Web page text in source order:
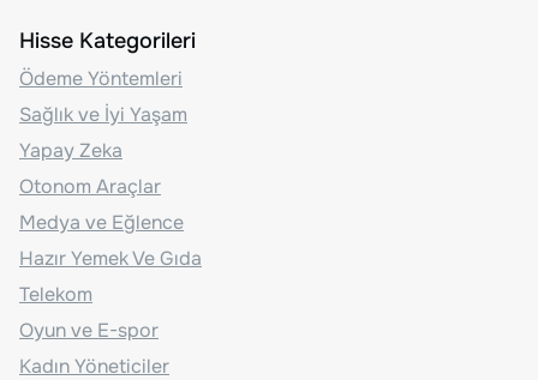
Hisse Kategorileri
Ödeme Yöntemleri
Sağlık ve İyi Yaşam
Yapay Zeka
Otonom Araçlar
Medya ve Eğlence
Hazır Yemek Ve Gıda
Telekom
Oyun ve E-spor
Kadın Yöneticiler